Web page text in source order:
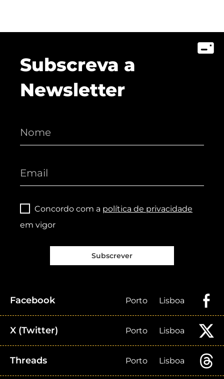
Subscreva a
Newsletter
Concordo com a política de privacidade
em vigor
Subscrever
Facebook Porto Lisboa
X (Twitter) Porto Lisboa
Threads Porto Lisboa